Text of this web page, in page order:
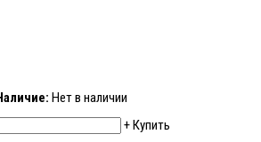
Нет в наличии
+Купить